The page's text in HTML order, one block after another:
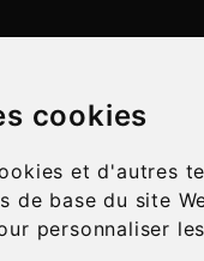
cookies
et d'autres
de base du site
personnaliser